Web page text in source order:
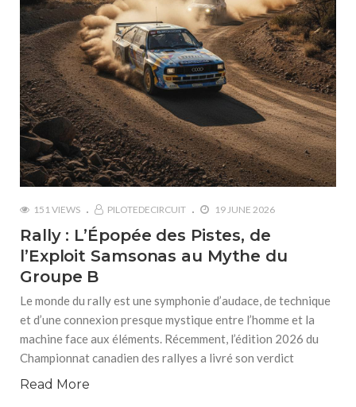
151 VIEWS PILOTEDECIRCUIT 19 JUNE 2026
Rally : L’Épopée des Pistes, de
l’Exploit Samsonas au Mythe du
Groupe B
Le monde du rally est une symphonie d’audace, de technique
et d’une connexion presque mystique entre l’homme et la
machine face aux éléments. Récemment, l’édition 2026 du
Championnat canadien des rallyes a livré son verdict
Read More